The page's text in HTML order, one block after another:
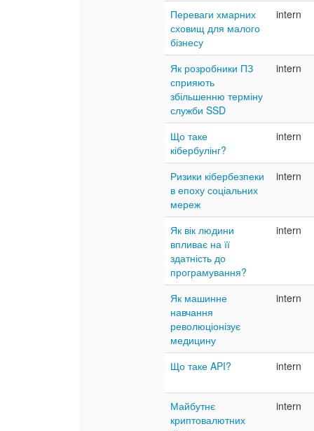
Переваги хмарних
сховищ для малого
бізнесу
intern
Як розробники ПЗ
сприяють
збільшенню терміну
служби SSD
intern
Що таке
кібербулінг?
intern
Ризики кібербезпеки
в епоху соціальних
мереж
intern
Як вік людини
впливає на її
здатність до
програмування?
intern
Як машинне
навчання
революціонізує
медицину
intern
Що таке API? intern
Майбутнє
криптовалютних
intern